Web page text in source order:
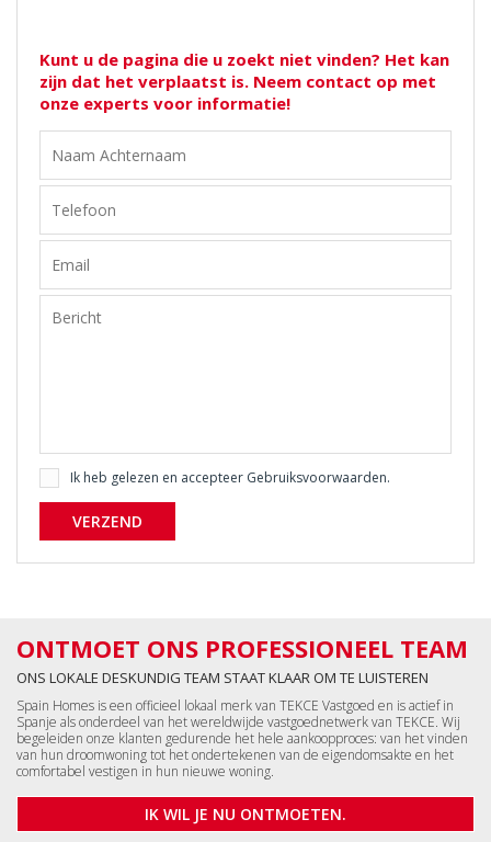
Kunt u de pagina die u zoekt niet vinden? Het kan
zijn dat het verplaatst is. Neem contact op met
onze experts voor informatie!
Ik heb gelezen en accepteer Gebruiksvoorwaarden.
VERZEND
ONTMOET ONS PROFESSIONEEL TEAM
ONS LOKALE DESKUNDIG TEAM STAAT KLAAR OM TE LUISTEREN
Spain Homes is een officieel lokaal merk van TEKCE Vastgoed en is actief in
Spanje als onderdeel van het wereldwijde vastgoednetwerk van TEKCE. Wij
begeleiden onze klanten gedurende het hele aankoopproces: van het vinden
van hun droomwoning tot het ondertekenen van de eigendomsakte en het
comfortabel vestigen in hun nieuwe woning.
IK WIL JE NU ONTMOETEN.